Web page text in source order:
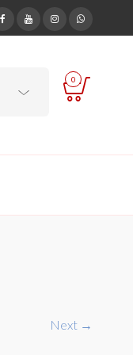
0
Next →